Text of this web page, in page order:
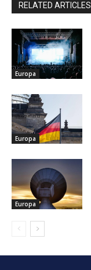
RELATED ARTICLES
Europa
Europa
Europa